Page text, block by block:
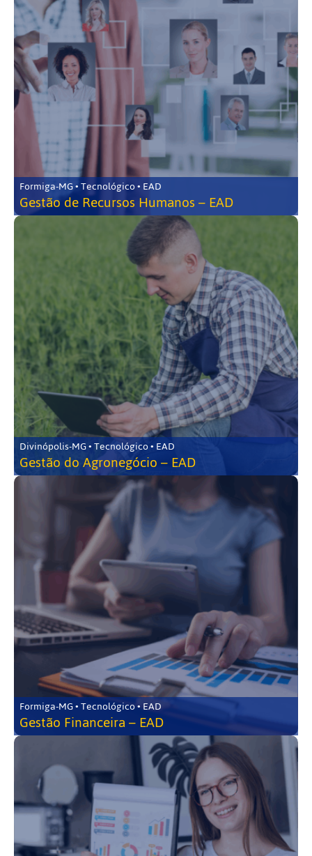
Formiga-MG • Tecnológico • EAD
Gestão de Recursos Humanos – EAD
Divinópolis-MG • Tecnológico • EAD
Gestão do Agronegócio – EAD
Formiga-MG • Tecnológico • EAD
Gestão Financeira – EAD